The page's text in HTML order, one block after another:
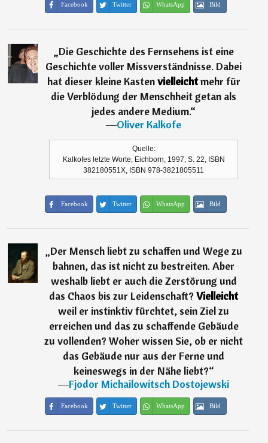
Facebook Twitter WhatsApp Bild
„Die Geschichte des Fernsehens ist eine
Geschichte voller Missverständnisse. Dabei
hat dieser kleine Kastenvielleichtmehr für
die Verblödung der Menschheit getan als
jedes andere Medium.“
―Oliver Kalkofe
Quelle:
Kalkofes letzte Worte, Eichborn, 1997, S. 22, ISBN
382180551X, ISBN 978-3821805511
Facebook Twitter WhatsApp Bild
„Der Mensch liebt zu schaffen und Wege zu
bahnen, das ist nicht zu bestreiten. Aber
weshalb liebt er auch die Zerstörung und
das Chaos bis zur Leidenschaft? Vielleicht
weil er instinktiv fürchtet, sein Ziel zu
erreichen und das zu schaffende Gebäude
zu vollenden? Woher wissen Sie, ob er nicht
das Gebäude nur aus der Ferne und
keineswegs in der Nähe liebt?“
―Fjodor Michailowitsch Dostojewski
Facebook Twitter WhatsApp Bild